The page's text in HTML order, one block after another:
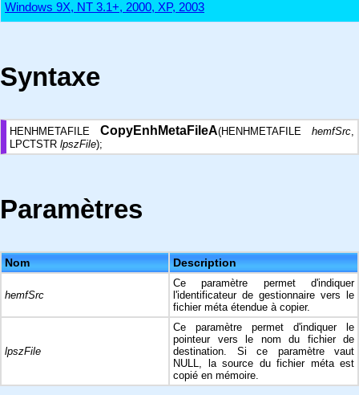
Windows 9X, NT 3.1+, 2000, XP, 2003
Syntaxe
HENHMETAFILE CopyEnhMetaFileA(HENHMETAFILE hemfSrc,
LPCTSTR lpszFile);
Paramètres
Nom Description
hemfSrc
Ce paramètre permet d'indiquer
l'identificateur de gestionnaire vers le
fichier méta étendue à copier.
lpszFile
Ce paramètre permet d'indiquer le
pointeur vers le nom du fichier de
destination. Si ce paramètre vaut
NULL, la source du fichier méta est
copié en mémoire.